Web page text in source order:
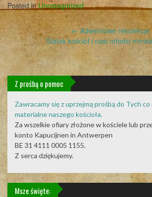
Posted inUncategorized
Post
navigation
←Adwentowe rekolekcje
Statek kościół i nasi młodsi
Z prośbą o pomoc
Zawracamy się z uprzejmą prośbą do Tych
materialne naszego kościoła.
Za wszelkie ofiary złożone w kościele lub
konto Kapucijnen in Antwerpen
BE 31 4111 0005 1155.
Z serca dziękujemy.
Msze święte: